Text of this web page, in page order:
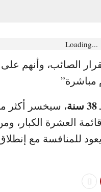
Loading...
الصائب، وأنهم على
مباشرة”
38 سنة ، سيخسر أكثر
العشرة الكبار،
للمنافسة مع